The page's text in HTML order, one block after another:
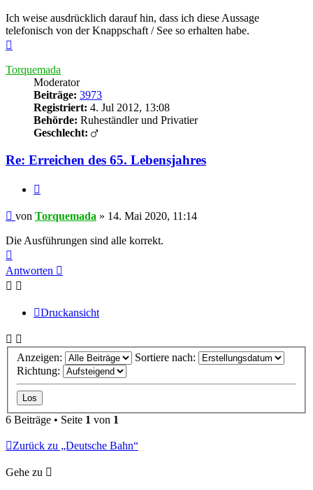
Ich weise ausdrücklich darauf hin, dass ich diese Aussage
telefonisch von der Knappschaft / See so erhalten habe.
Torquemada
Moderator
Beiträge: 3973
Registriert: 4. Jul 2012, 13:08
Behörde: Ruheständler und Privatier
Geschlecht:
Re: Erreichen des 65. Lebensjahres
Beitrag
von Torquemada » 14. Mai 2020, 11:14
Die Ausführungen sind alle korrekt.
oben
Antworten
Druckansicht
Anzeigen:
Sortiere nach:
Richtung:
6 Beiträge • Seite 1 von 1
Zurück zu „Deutsche Bahn“
Gehe zu